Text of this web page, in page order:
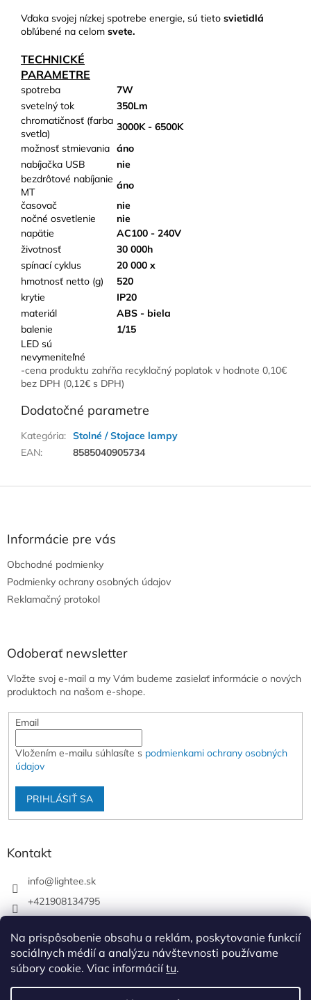
Na prispôsobenie obsahu a reklám, poskytovanie funkcií
sociálnych médií a analýzu návštevnosti používame
súbory cookie. Viac informáciítu.
Vďaka svojej nízkej spotrebe energie, sú tieto svietidlá
obľúbené na celom svete.
TECHNICKÉ
PARAMETRE
spotreba
7W
svetelný tok
350Lm
chromatičnosť (farba
svetla)
3000K - 6500K
možnosť stmievania áno
nabíjačka USB
nie
bezdrôtové nabíjanie
MT
áno
časovač
nie
nočné osvetlenie
nie
napätie
AC100 - 240V
životnosť
30 000h
spínací cyklus
20 000 x
hmotnosť netto (g)
520
krytie
IP20
materiál
ABS - biela
balenie
1/15
LED sú
nevymeniteľné
-cena produktu zahŕňa recyklačný poplatok v hodnote 0,10€
bez DPH (0,12€ s DPH)
Dodatočné parametre
Kategória: Stolné / Stojace lampy
EAN: 8585040905734
Informácie pre vás
Obchodné podmienky
Podmienky ochrany osobných údajov
Reklamačný protokol
Odoberať newsletter
Vložte svoj e-mail a my Vám budeme zasielať informácie o nových
produktoch na našom e-shope.
Email
Vložením e-mailu súhlasíte s podmienkami ochrany osobných
údajov
PRIHLÁSIŤ SA
Kontakt
info@lightee.sk
+421908134795
lightee.sk